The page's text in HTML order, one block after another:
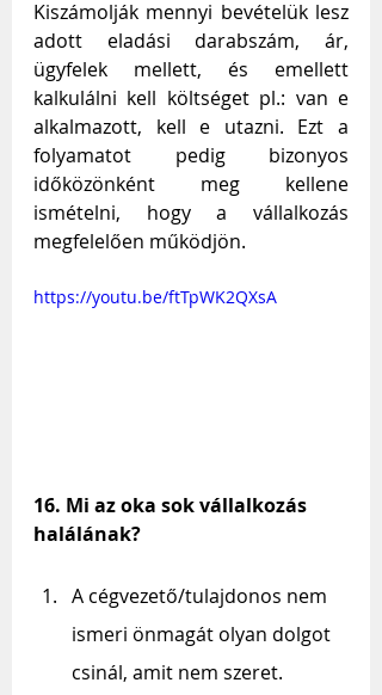
Kiszámolják mennyi bevételük lesz
adott eladási darabszám, ár,
ügyfelek mellett, és emellett
kalkulálni kell költséget pl.: van e
alkalmazott, kell e utazni. Ezt a
folyamatot pedig bizonyos
időközönként meg kellene
ismételni, hogy a vállalkozás
megfelelően működjön.
https://youtu.be/ftTpWK2QXsA
16. Mi az oka sok vállalkozás
halálának?
A cégvezető/tulajdonos nem
ismeri önmagát olyan dolgot
csinál, amit nem szeret.